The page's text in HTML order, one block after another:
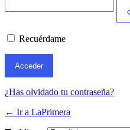
Recuérdame
¿Has olvidado tu contraseña?
← Ir a LaPrimera